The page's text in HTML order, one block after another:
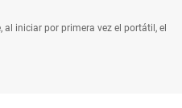
iniciar por primera vez el portátil, el